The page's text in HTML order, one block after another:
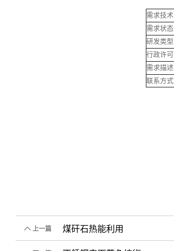
需求技术
需求状态
研发类型
行政许可
需求描述
联系方式
 上一篇 煤矸石热能利用